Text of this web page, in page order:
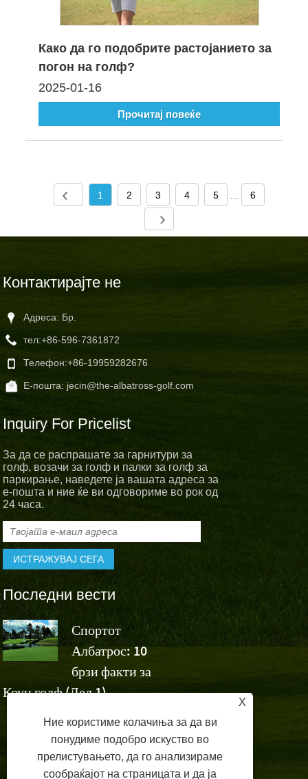
Како да го подобрите растојанието за
погон на голф?
2025-01-16
Прочитај повеќе
1 2 3 4 5 ... 6
Контактирајте не
Адреса: Бр.
тел:+86-596-7361872
Телефон:+86-19959282676
Е-пошта: jecin@the-albatross-golf.com
Inquiry For Pricelist
За да се распрашате за гарнитури за
голф, возачи за голф и палки за голф за
паркирање, наведете ја вашата адреса за
е-пошта и ние ќе ви одговориме во рок од
24 часа.
Последни вести
Спортот
Албатрос: 10
брзи факти за
Коун голф (Дел 1)
Албатрос
Ашун на Volvo China
X
Ние користиме колачиња за да ви
понудиме подобро искуство во
прелистувањето, да го анализираме
сообраќајот на страницата и да ја